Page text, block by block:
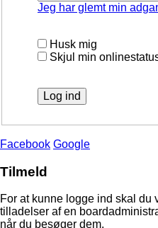
Jeg har glemt min
Husk mig
Skjul min
Facebook Google
Tilmeld
For at kunne logge ind skal
tilladelser af en
når du besøger dem.